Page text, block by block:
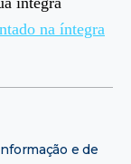
na íntegra
e de